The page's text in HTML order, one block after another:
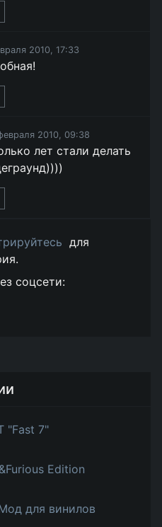
2010, 17:33
2010, 09:38
лет стали делать
для
соцсети:
"Fast 7"
Edition
для винилов